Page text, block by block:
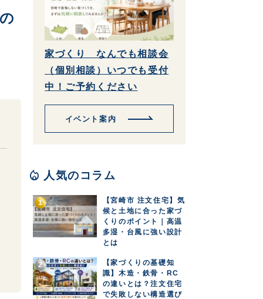
家づくり なんでも相談会
（個別相談）いつでも受付
中！ご予約ください
イベント案内
local_fire_department 人気のコラム
【宮崎市 注文住宅】気
候と土地に合った家づ
くりのポイント｜高温
多湿・台風に強い設計
とは
【家づくりの基礎知
識】木造・鉄骨・RC
の違いとは？注文住宅
で失敗しない構造選び